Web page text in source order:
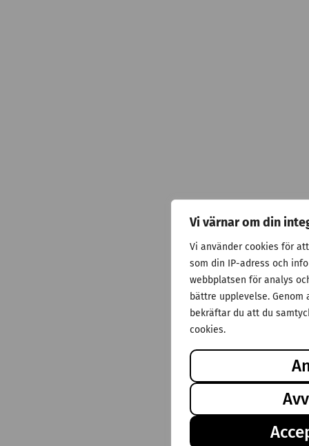
Vi värnar om din
Vi använder cookies för
som din IP-adress och
webbplatsen för analys
bättre upplevelse.
bekräftar du att du
cookies.